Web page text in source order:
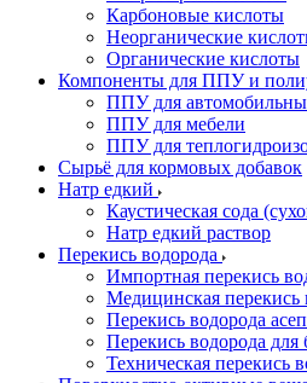
Карбоновые кислоты
Неорганические
Органические кислоты
Компоненты для ППУ и
ППУ для
ППУ для мебели
ППУ для
Сырьё для кормовых добавок
Натр едкий
Каустическая сода
Натр едкий раствор
Перекись водорода
Импортная перекись
Медицинская перекись
Перекись водорода
Перекись водорода для
Техническая перекись